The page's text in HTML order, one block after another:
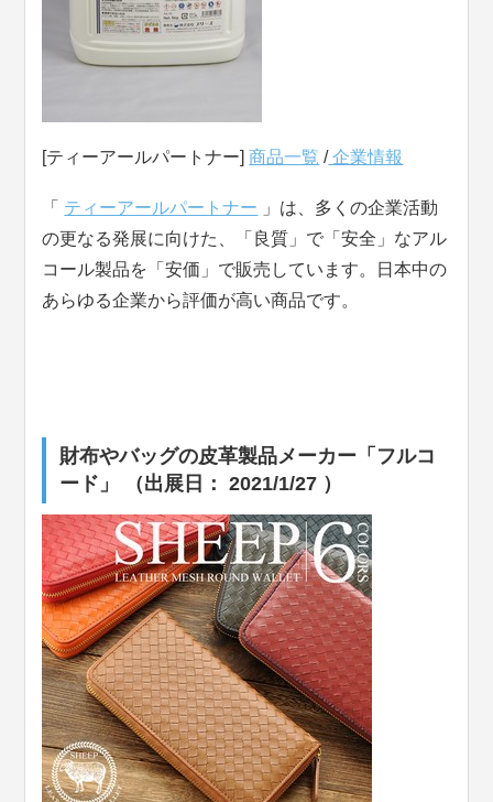
[ティーアールパートナー]商品一覧 /企業情報
「 ティーアールパートナー 」は、多くの企業活動
の更なる発展に向けた、「良質」で「安全」なアル
コール製品を「安価」で販売しています。日本中の
あらゆる企業から評価が高い商品です。
財布やバッグの皮革製品メーカー 「フルコ
ード」 （出展日： 2021/1/27 ）